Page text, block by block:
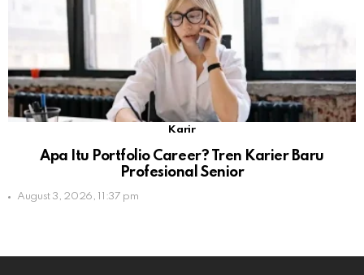
Karir
Apa Itu Portfolio Career? Tren Karier Baru
Profesional Senior
August 3, 2026, 11:37 pm